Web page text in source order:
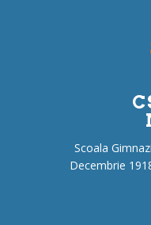
Scoala
Decembrie